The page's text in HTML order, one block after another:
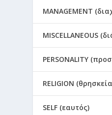
MANAGEMENT
MISCELLANEOUS
PERSONALITY
RELIGION
SELF (εαυτός)